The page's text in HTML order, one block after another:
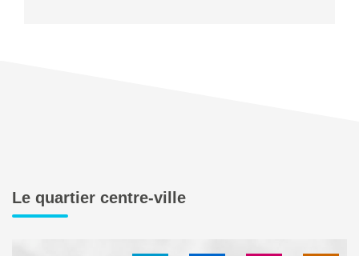
Le quartier centre-ville